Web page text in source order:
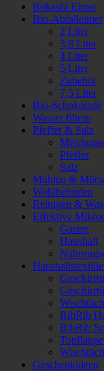
Bokashi Eimer
Bio-Abfalleimer
2 Liter
3,8 Liter
4 Liter
5 Liter
Zubehör
7,5 Liter
Bio-Schokolade
Wasser filtern
Pfeffer & Salz
Pfeffer
Salz
Mühlen &
Wohlbefinden
Reinigen &
Effektive
Garten
Haushalt
RibRib
RibRib
Geschenkideen